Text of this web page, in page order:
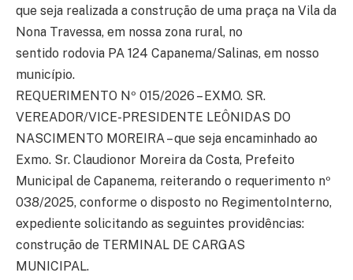
que seja realizada a construção de uma praça na Vila da
Nona Travessa, em nossa zona rural, no
sentido rodovia PA 124 Capanema/Salinas, em nosso
município.
REQUERIMENTO Nº 015/2026 – EXMO. SR.
VEREADOR/VICE-PRESIDENTE LEÔNIDAS DO
NASCIMENTO MOREIRA – que seja encaminhado ao
Exmo. Sr. Claudionor Moreira da Costa, Prefeito
Municipal de Capanema, reiterando o requerimento nº
038/2025, conforme o disposto no RegimentoInterno,
expediente solicitando as seguintes providências:
construção de TERMINAL DE CARGAS
MUNICIPAL.